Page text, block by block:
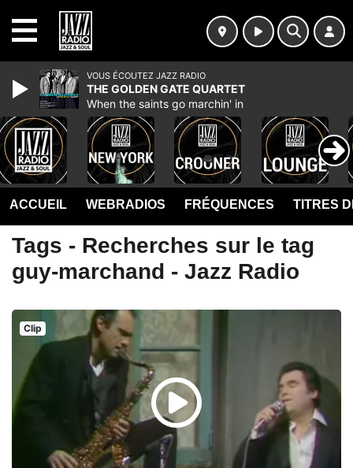
ACCUEIL WEBRADIOS FRÉQUENCES TITRES
Tags - Recherches sur le tag
guy-marchand - Jazz Radio
Clip
VOUS ÉCOUTEZ JAZZ RADIO
THE GOLDEN GATE QUARTET
When the saints go marchin' in